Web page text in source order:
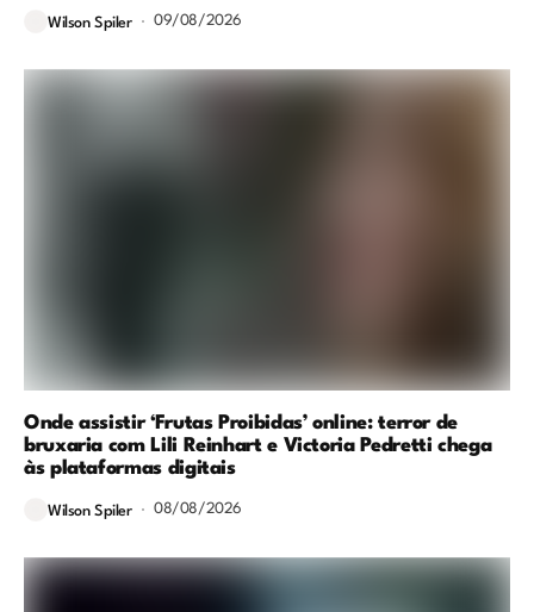
Wilson Spiler 09/08/2026
Onde assistir ‘Frutas Proibidas’ online: terror de
bruxaria com Lili Reinhart e Victoria Pedretti chega
às plataformas digitais
Wilson Spiler 08/08/2026